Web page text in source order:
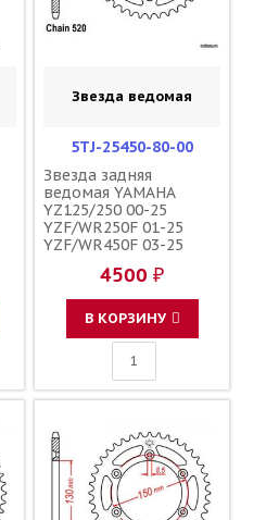
Звезда ведомая
5TJ-25450-80-00
Звезда задняя
ведомая YAMAHA
YZ125/250 00-25
YZF/WR250F 01-25
YZF/WR450F 03-25
зубов 50 / YAMAHA
JTR251 B2W-25450-00-
4500 ₽
В КОРЗИНУ